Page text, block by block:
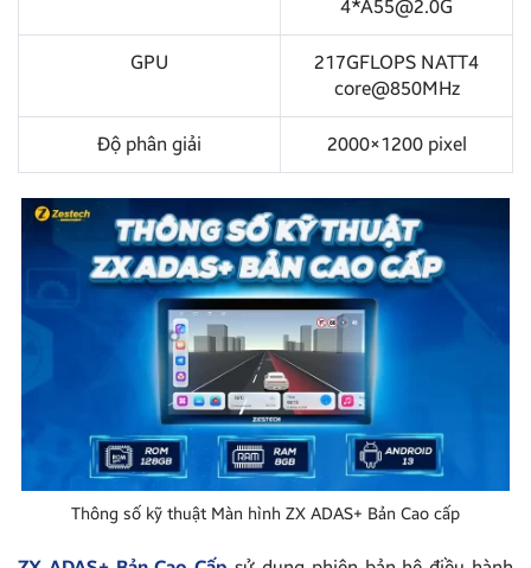
4*A55@2.0G
GPU
217GFLOPS NATT4
core@850MHz
Độ phân giải 2000×1200 pixel
Thông số kỹ thuật Màn hình ZX ADAS+ Bản Cao cấp